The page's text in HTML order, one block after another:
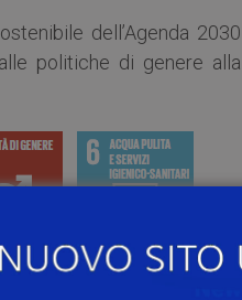
dell’Agenda 2030
politiche di genere alla